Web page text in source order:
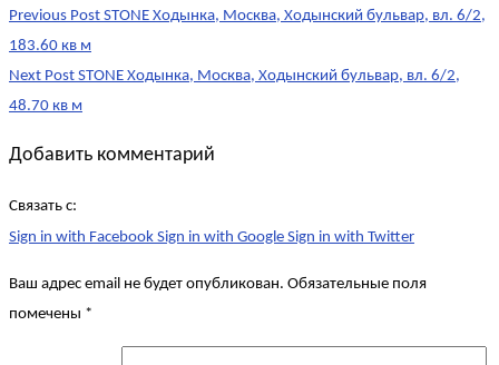
Post
navigation
Previous Post STONE Ходынка, Москва, Ходынский бульвар, вл. 6/2,
183.60 кв м
Next Post STONE Ходынка, Москва, Ходынский бульвар, вл. 6/2,
48.70 кв м
Добавить комментарий
Связать с:
Sign in with Facebook Sign in with Google Sign in with Twitter
Ваш адрес email не будет опубликован. Обязательные поля
помечены *